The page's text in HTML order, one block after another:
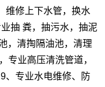
维修上下水管，换水
抽 粪，抽污水，抽泥
，清掏隔油池，清理
专业高压清洗管道，
、专业水电维修、防